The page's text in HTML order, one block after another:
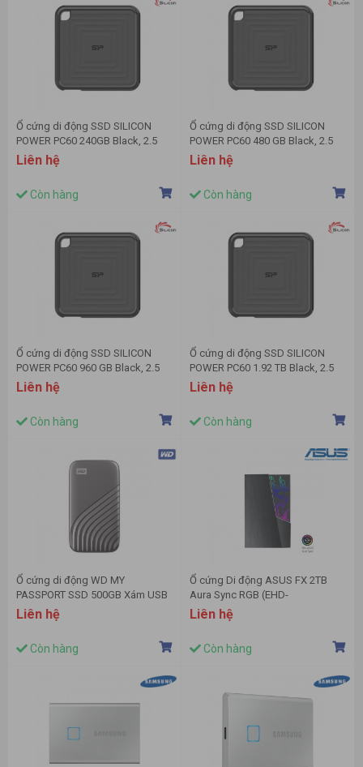
Ổ cứng di động SSD SILICON
POWER PC60 240GB Black, 2.5
inch (USB 3.1 Gen 2, USB 3.1 Gen
1, USB 3.0, USB 2.0) -
Liên hệ
Còn hàng
Ổ cứng di động SSD SILICON
POWER PC60 480 GB Black, 2.5
inch (USB 3.1 Gen 2, USB 3.1 Gen
1, USB 3.0, USB 2.0) -
Liên hệ
Còn hàng
Ổ cứng di động SSD SILICON
POWER PC60 960 GB Black, 2.5
inch (USB 3.1 Gen 2, USB 3.1 Gen
1, USB 3.0, USB 2.0) -
Liên hệ
Còn hàng
Ổ cứng di động SSD SILICON
POWER PC60 1.92 TB Black, 2.5
inch (USB 3.1 Gen 2, USB 3.1 Gen
1, USB 3.0, USB 2.0) -
Liên hệ
Còn hàng
Ổ cứng di động WD MY
PASSPORT SSD 500GB Xám USB
3.2 WDBAGF5000AGY-WESN
Liên hệ
Còn hàng
Ổ cứng Di động ASUS FX 2TB
Aura Sync RGB (EHD-
A2T/2TB/BLK/WW)
Liên hệ
Còn hàng